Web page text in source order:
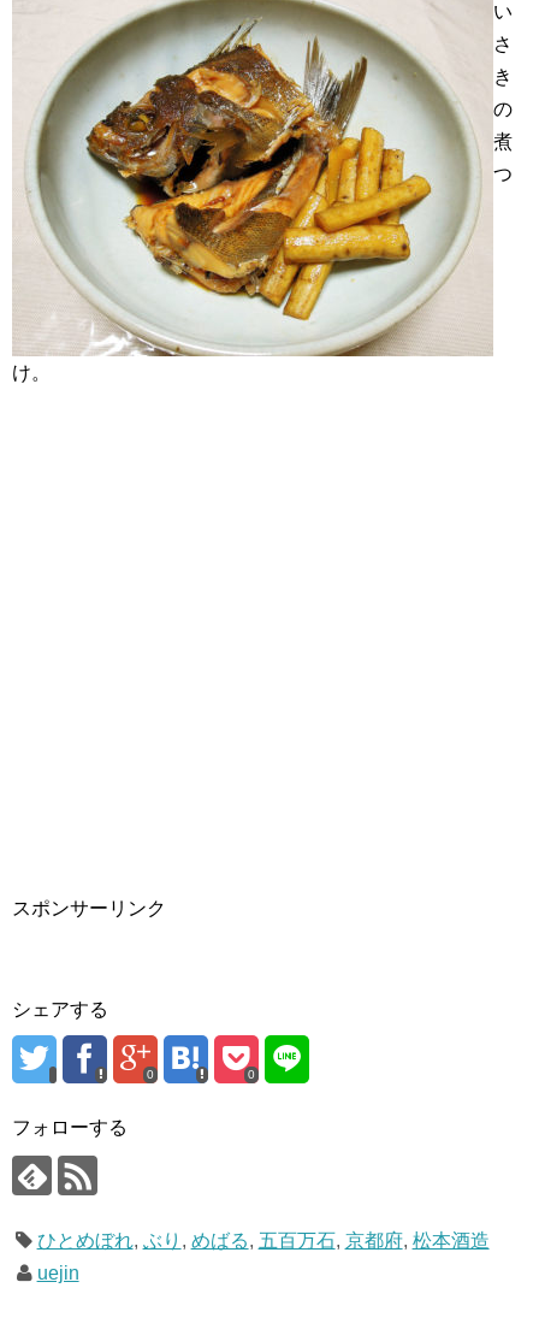
い
さ
き
の
煮
つ
け。
スポンサーリンク
シェアする
0 0
フォローする
ひとめぼれ, ぶり , めばる, 五百万石, 京都府, 松本酒造
uejin